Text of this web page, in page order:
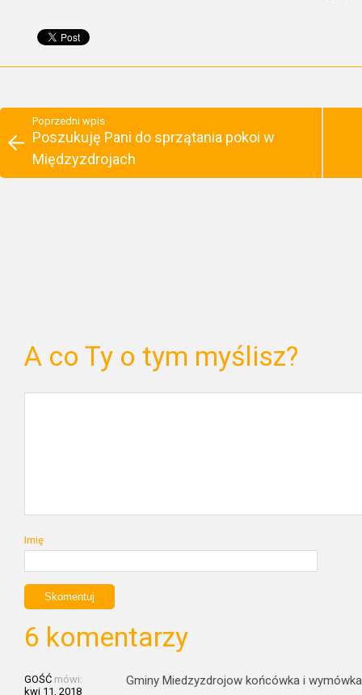
Poprzedni wpis
Poszukuję Pani do sprzątania pokoi w
Międzyzdrojach
A co Ty o tym myślisz?
Imię
6 komentarzy
GOŚĆ mówi:
kwi 11, 2018
Gminy Miedzyzdrojow końcówka i wymówka